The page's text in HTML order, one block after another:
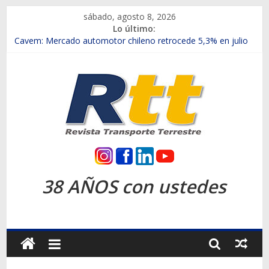
contenido
sábado, agosto 8, 2026
Lo último:
Chile es el primer mercado internacional en lanzar la nueva
Salfa suma vehículos electrificados de Chevrolet en el Biobío
Samex amplía su red con nuevas sucursales en Rancagua y
SINOTRUK Pick-ups presentó la recién estrenada Bolden en
la Expo Compras Públicas 2026
Revista
Transporte
Terrestre
38 AÑOS con ustedes